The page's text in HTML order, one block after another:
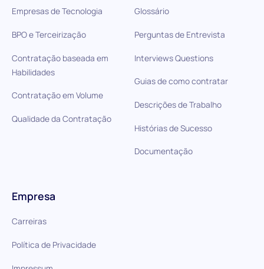
Empresas de Tecnologia
BPO e Terceirização
Contratação baseada em
Habilidades
Contratação em Volume
Qualidade da Contratação
Glossário
Perguntas de Entrevista
Interviews Questions
Guias de como contratar
Descrições de Trabalho
Histórias de Sucesso
Documentação
Empresa
Carreiras
Política de Privacidade